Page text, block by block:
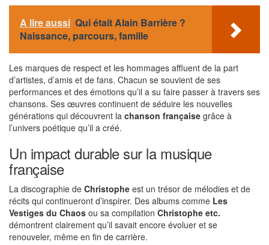
A lire aussi Qui était Alain Barrière ?
Naissance, parcours, famille
Les marques de respect et les hommages affluent de la part
d’artistes, d’amis et de fans. Chacun se souvient de ses
performances et des émotions qu’il a su faire passer à travers ses
chansons. Ses œuvres continuent de séduire les nouvelles
générations qui découvrent la chanson française grâce à
l’univers poétique qu’il a créé.
Un impact durable sur la musique
française
La discographie de Christophe est un trésor de mélodies et de
récits qui continueront d’inspirer. Des albums comme Les
Vestiges du Chaos ou sa compilation Christophe etc.
démontrent clairement qu’il savait encore évoluer et se
renouveler, même en fin de carrière.